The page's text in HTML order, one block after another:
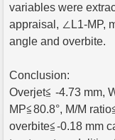
variables were
appraisal, ∠L1-MP,
angle and overbite.
Conclusion:
Overjet≦ -4.73 mm,
MP≦80.8°, M/M
overbite≦-0.18 mm